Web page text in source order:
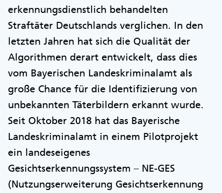
erkennungsdienstlich behandelten
Straftäter Deutschlands verglichen. In den
letzten Jahren hat sich die Qualität der
Algorithmen derart entwickelt, dass dies
vom Bayerischen Landeskriminalamt als
große Chance für die Identifizierung von
unbekannten Täterbildern erkannt wurde.
Seit Oktober 2018 hat das Bayerische
Landeskriminalamt in einem Pilotprojekt
ein landeseigenes
Gesichtserkennungssystem – NE-GES
(Nutzungserweiterung Gesichtserkennung